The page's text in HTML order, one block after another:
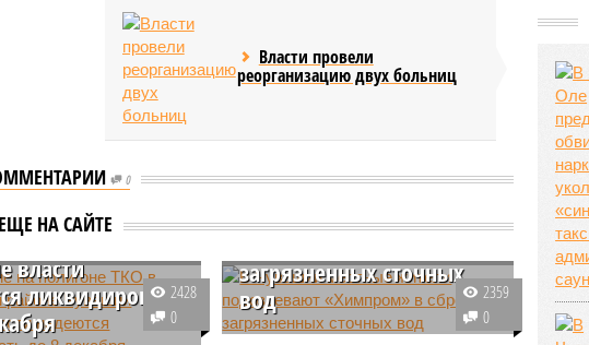
Власти провели
реорганизацию двух больниц
0
ЕЩЕ НА САЙТЕ
на полигоне
Чувашии
власти
ликвидировать2428
0
В Чувашии местные
жители подозревают
загрязненных сточных
вод
В Чувашии в социальных сетях
2359
0